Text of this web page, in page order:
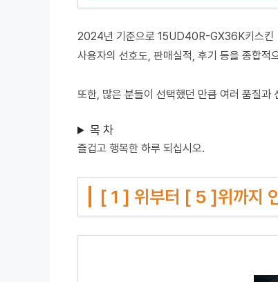
2024년 기준으로 15UD40R-GX36K키스킨
사용자의 선호도, 판매실적, 후기 등을 종합적
또한, 많은 분들이 선택했던 만큼 여러 품질과
목 차
즐겁고 행복한 하루 되십시오.
[ 1 ] 위부터 [ 5 ]위까지